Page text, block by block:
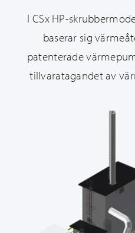
I CSx HP-
baserar sig
patenterade
tillvaratagandet av